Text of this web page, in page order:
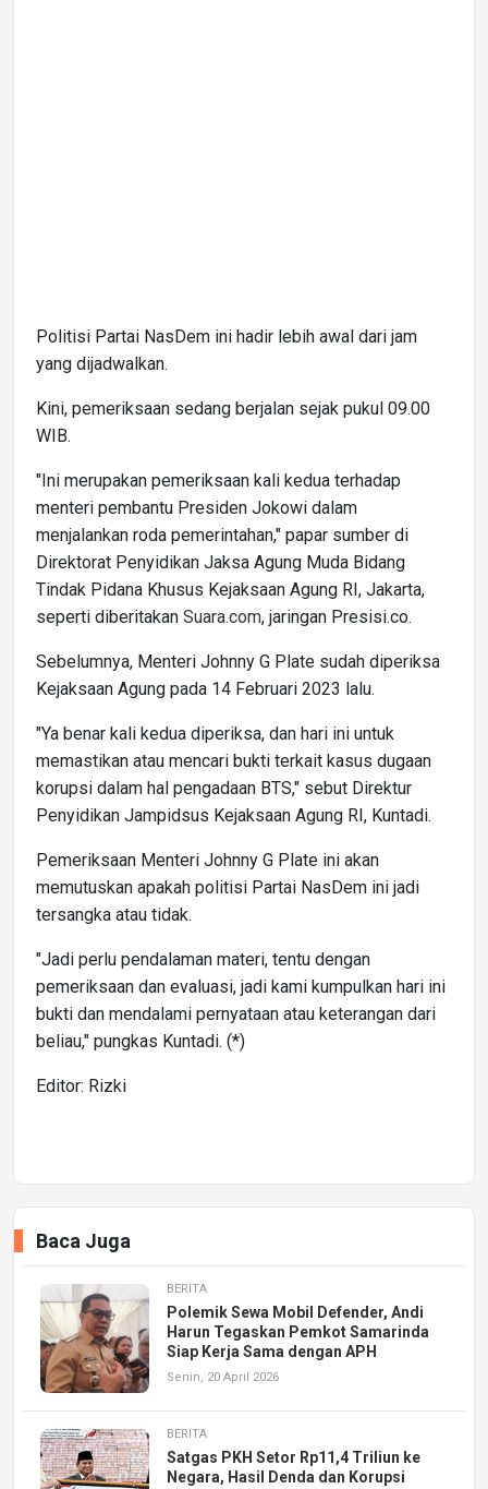
Politisi Partai NasDem ini hadir lebih awal dari jam
yang dijadwalkan.
Kini, pemeriksaan sedang berjalan sejak pukul 09.00
WIB.
"Ini merupakan pemeriksaan kali kedua terhadap
menteri pembantu Presiden Jokowi dalam
menjalankan roda pemerintahan," papar sumber di
Direktorat Penyidikan Jaksa Agung Muda Bidang
Tindak Pidana Khusus Kejaksaan Agung RI, Jakarta,
seperti diberitakan Suara.com, jaringan Presisi.co.
Sebelumnya, Menteri Johnny G Plate sudah diperiksa
Kejaksaan Agung pada 14 Februari 2023 lalu.
"Ya benar kali kedua diperiksa, dan hari ini untuk
memastikan atau mencari bukti terkait kasus dugaan
korupsi dalam hal pengadaan BTS," sebut Direktur
Penyidikan Jampidsus Kejaksaan Agung RI, Kuntadi.
Pemeriksaan Menteri Johnny G Plate ini akan
memutuskan apakah politisi Partai NasDem ini jadi
tersangka atau tidak.
"Jadi perlu pendalaman materi, tentu dengan
pemeriksaan dan evaluasi, jadi kami kumpulkan hari ini
bukti dan mendalami pernyataan atau keterangan dari
beliau," pungkas Kuntadi. (*)
Editor: Rizki
Baca Juga
BERITA
Polemik Sewa Mobil Defender, Andi
Harun Tegaskan Pemkot Samarinda
Siap Kerja Sama dengan APH
Senin, 20 April 2026
BERITA
Satgas PKH Setor Rp11,4 Triliun ke
Negara, Hasil Denda dan Korupsi